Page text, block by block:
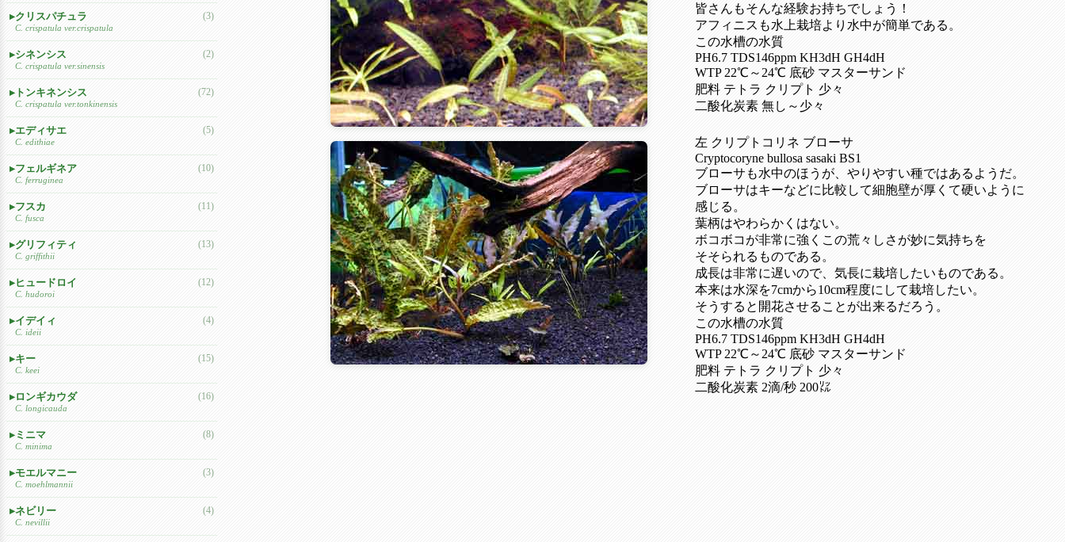
皆さんもそんな経験お持ちでしょう！
アフィニスも水上栽培より水中が簡単である。
この水槽の水質
PH6.7 TDS146ppm KH3dH GH4dH
WTP 22℃～24℃ 底砂 マスターサンド
肥料 テトラ クリプト 少々
二酸化炭素 無し～少々
左 クリプトコリネ ブローサ
Cryptocoryne bullosa sasaki BS1
ブローサも水中のほうが、やりやすい種ではあるようだ。
ブローサはキーなどに比較して細胞壁が厚くて硬いように
感じる。
葉柄はやわらかくはない。
ボコボコが非常に強くこの荒々しさが妙に気持ちを
そそられるものである。
成長は非常に遅いので、気長に栽培したいものである。
本来は水深を7cmから10cm程度にして栽培したい。
そうすると開花させることが出来るだろう。
この水槽の水質
PH6.7 TDS146ppm KH3dH GH4dH
WTP 22℃～24℃ 底砂 マスターサンド
肥料 テトラ クリプト 少々
二酸化炭素 2滴/秒 200㍑
クリスパチュラ
C. crispatula ver.crispatula
(3)
シネンシス
C. crispatula ver.sinensis
(2)
トンキネンシス
C. crispatula ver.tonkinensis
(72)
エディサエ
C. edithiae
(5)
フェルギネア
C. ferruginea
(10)
フスカ
C. fusca
(11)
グリフィティ
C. griffithii
(13)
ヒュードロイ
C. hudoroi
(12)
イデイィ
C. ideii
(4)
キー
C. keei
(15)
ロンギカウダ
C. longicauda
(16)
ミニマ
C. minima
(8)
モエルマニー
C. moehlmannii
(3)
ネビリー
C. nevillii
(4)